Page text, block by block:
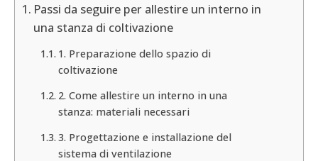
Passi da seguire per allestire un interno in
una stanza di coltivazione
1. Preparazione dello spazio di
coltivazione
2. Come allestire un interno in una
stanza: materiali necessari
3. Progettazione e installazione del
sistema di ventilazione